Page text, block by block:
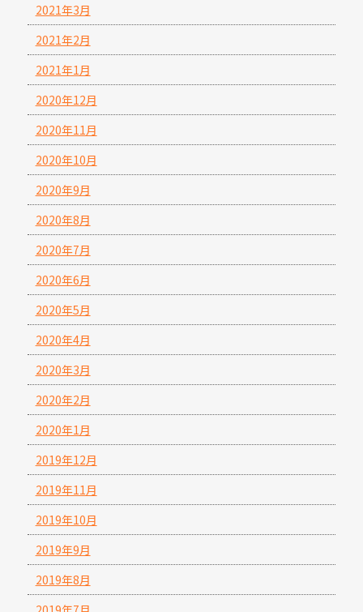
2021年3月
2021年2月
2021年1月
2020年12月
2020年11月
2020年10月
2020年9月
2020年8月
2020年7月
2020年6月
2020年5月
2020年4月
2020年3月
2020年2月
2020年1月
2019年12月
2019年11月
2019年10月
2019年9月
2019年8月